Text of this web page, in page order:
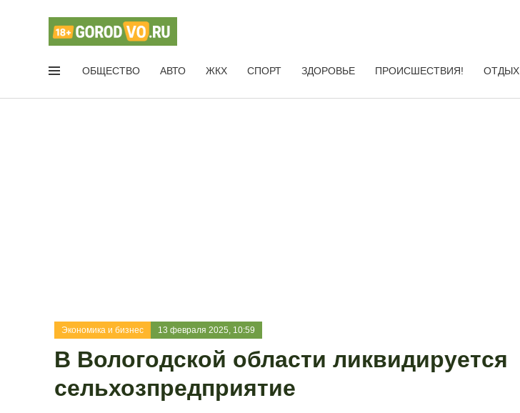
ОБЩЕСТВО АВТО ЖКХ СПОРТ ЗДОРОВЬЕ ПРОИСШЕСТВИЯ! ОТДЫХ
Экономика и бизнес 13 февраля 2025, 10:59
В Вологодской области ликвидируется
сельхозпредприятие